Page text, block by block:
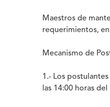
Maestros de
requerimientos,
Mecanismo de
1.- Los
las 14:00 horas